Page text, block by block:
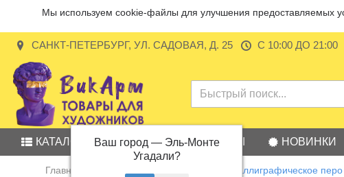
Мы используем cookie-файлы для улучшения предоставляемых
САНКТ-ПЕТЕРБУРГ, УЛ. САДОВАЯ, Д. 25 С 10:00 ДО 21:00
Ваш город — Эль-Монте
Угадали?
КАТАЛОГ АКЦИИ БРЕНДЫ НОВИНКИ
Главная Каллиграфическое